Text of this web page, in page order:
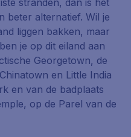
stranden, dan is het
beter alternatief. Wil je
liggen bakken, maar
je op dit eiland aan
Georgetown, de
en Little India
en van de badplaats
op de Parel van de